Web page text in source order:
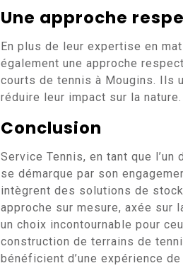
Une approche
En plus de leur expertise en
également une approche
courts de tennis à Mougins. Ils
réduire leur impact sur la nature.
Conclusion
Service Tennis, en tant que
se démarque par son
intègrent des solutions de
approche sur mesure, axée
un choix incontournable pour
construction de terrains de
bénéficient d’une expérience